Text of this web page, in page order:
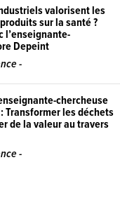
valorisent les
sur la santé ?
l’enseignante-
Depeint
-
chercheuse
Transformer les déchets
de la valeur au travers
-